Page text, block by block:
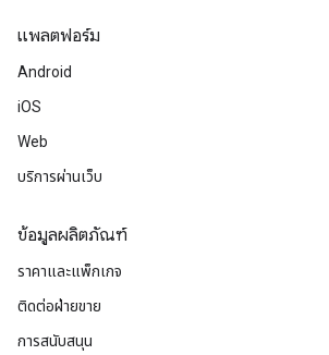
แพลตฟอร์ม
Android
iOS
Web
บริการผ่านเว็บ
ข้อมูลผลิตภัณฑ์
ราคาและแพ็กเกจ
ติดต่อฝ่ายขาย
การสนับสนุน